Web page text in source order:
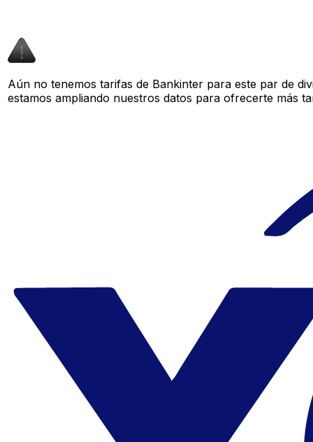
Aún no tenemos tarifas de Bankinter para este par de
estamos ampliando nuestros datos para ofrecerte más